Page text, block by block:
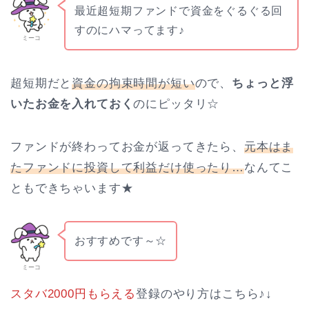
ミーコ
最近超短期ファンドで資金をぐるぐる回
すのにハマってます♪
超短期だと資金の拘束時間が短いので、 ちょっと浮
いたお金を入れておくのにピッタリ☆
ファンドが終わってお金が返ってきたら、 元本はま
たファンドに投資して利益だけ使ったり…なんてこ
ともできちゃいます★
ミーコ
おすすめです～☆
スタバ2000円もらえる登録のやり方はこちら♪↓